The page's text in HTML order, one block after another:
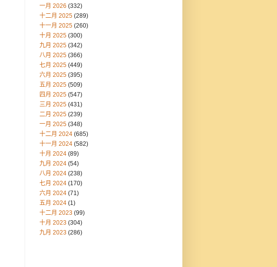
一月 2026 (332)
十二月 2025 (289)
十一月 2025 (260)
十月 2025 (300)
九月 2025 (342)
八月 2025 (366)
七月 2025 (449)
六月 2025 (395)
五月 2025 (509)
四月 2025 (547)
三月 2025 (431)
二月 2025 (239)
一月 2025 (348)
十二月 2024 (685)
十一月 2024 (582)
十月 2024 (89)
九月 2024 (54)
八月 2024 (238)
七月 2024 (170)
六月 2024 (71)
五月 2024 (1)
十二月 2023 (99)
十月 2023 (304)
九月 2023 (286)